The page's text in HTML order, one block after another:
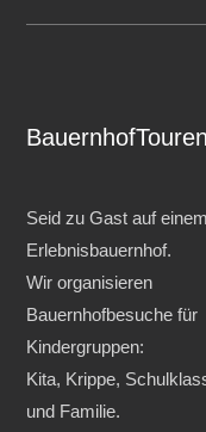
BauernhofTouren
Seid zu Gast auf einem
Erlebnisbauernhof.
Wir organisieren
Bauernhofbesuche für
Kindergruppen:
Kita, Krippe,
und Familie.